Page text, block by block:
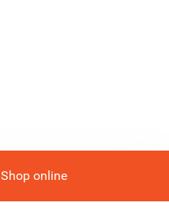
Shop online